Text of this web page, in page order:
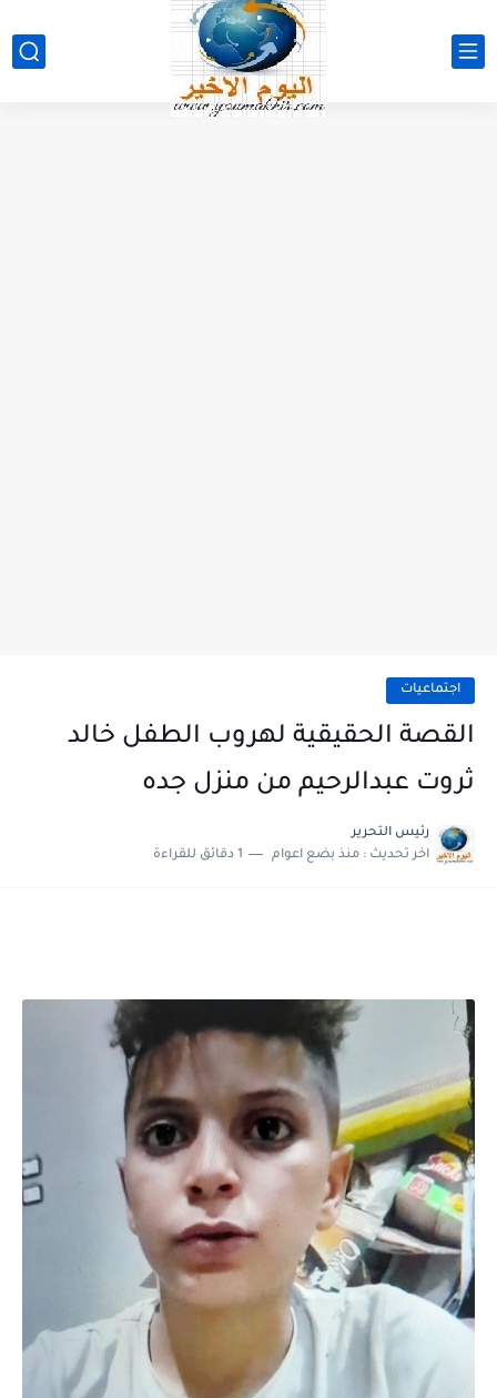
اجتماعيات
القصة الحقيقية لهروب الطفل خالد
ثروت عبدالرحيم من منزل جده
رئيس التحرير
اخر تحديث : منذ بضع اعوام 1 دقائق للقراءة